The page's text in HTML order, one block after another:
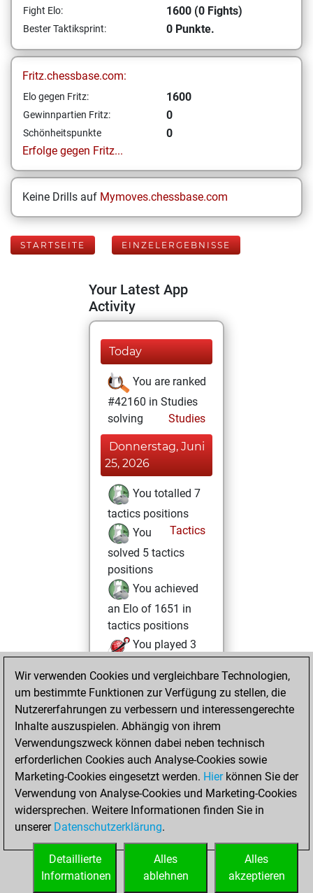
Fight Elo: 1600 (0 Fights)
Bester Taktiksprint: 0 Punkte.
Fritz.chessbase.com:
Elo gegen Fritz: 1600
Gewinnpartien Fritz: 0
Schönheitspunkte
0
Erfolge gegen Fritz...
Keine Drills auf Mymoves.chessbase.com
STARTSEITE EINZELERGEBNISSE
Your Latest App
Activity
Today
You are ranked
#42160 in Studies
solving
Studies
Donnerstag, Juni
25, 2026
You totalled 7
tactics positions
Tactics
You
solved 5 tactics
positions
You achieved
an Elo of 1651 in
tactics positions
You played 3
You scored +1
=0 -2 in blitz
Freitag, Mai 22,
2026
You created
your Fritz account
Fritz
You
account
Studies
Wir verwenden Cookies und vergleichbare Technologien,
um bestimmte Funktionen zur Verfügung zu stellen, die
Nutzererfahrungen zu verbessern und interessengerechte
Inhalte auszuspielen. Abhängig von ihrem
Verwendungszweck können dabei neben technisch
erforderlichen Cookies auch Analyse-Cookies sowie
Marketing-Cookies eingesetzt werden. Hierkönnen Sie der
Verwendung von Analyse-Cookies und Marketing-Cookies
widersprechen. Weitere Informationen finden Sie in
unserer Datenschutzerklärung.
Alles
akzeptieren
Alles
ablehnen
Detaillierte
Informationen